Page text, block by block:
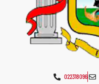
022318096